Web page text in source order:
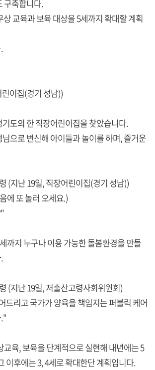
구축합니다.
상 교육과 보육 대상을 5세까지 확대할 계획
이집(경기 성남))
도의 한 직장어린이집을 찾았습니다.
으로 변신해 아이들과 놀이를 하며, 즐거운
(지난 19일, 직장어린이집(경기 성남))
에 또 놀러 오세요.)
까지 누구나 이용 가능한 돌봄환경을 만들
(지난 19일, 저출산고령사회위원회)
드리고 국가가 양육을 책임지는 퍼블릭 케어
교육, 보육을 단계적으로 실현해 내년에는 5
이후에는 3, 4세로 확대한단 계획입니다.